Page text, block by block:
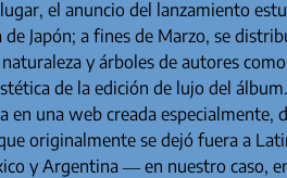
el anuncio del lanzamiento
Japón; a fines de Marzo, se
y árboles de autores
de la edición de lujo del
una web creada especialmente,
originalmente se dejó fuera a
y Argentina — en nuestro caso,